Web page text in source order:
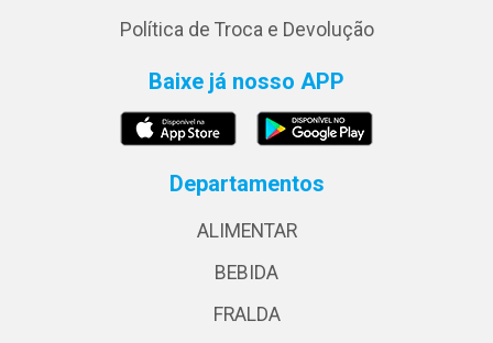
Política de Troca e Devolução
Baixe já nosso APP
Departamentos
ALIMENTAR
BEBIDA
FRALDA